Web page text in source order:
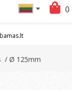
0
/ Ø 125mm